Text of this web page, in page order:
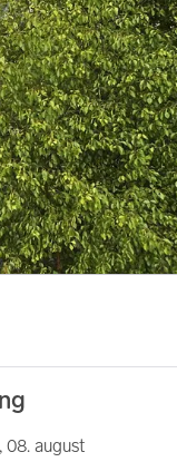
08. august